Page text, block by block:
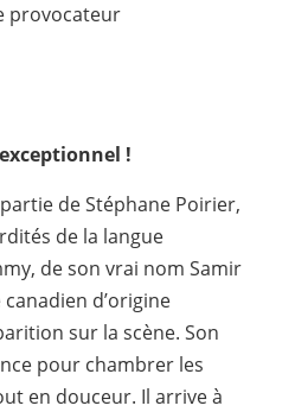
provocateur
!
de Stéphane Poirier,
de la langue
de son vrai nom Samir
d’origine
sur la scène. Son
pour chambrer les
en douceur. Il arrive à